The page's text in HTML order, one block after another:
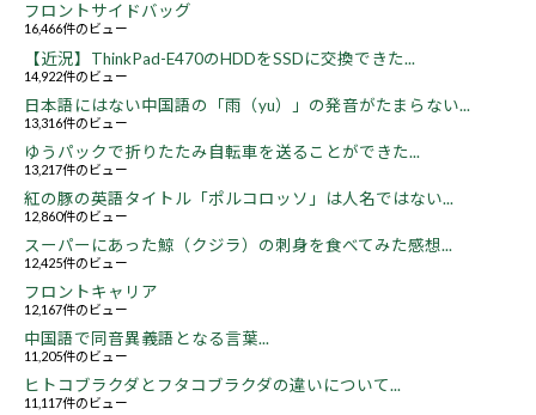
フロントサイドバッグ
16,466件のビュー
【近況】ThinkPad-E470のHDDをSSDに交換できた...
14,922件のビュー
日本語にはない中国語の「雨（yu）」の発音がたまらない...
13,316件のビュー
ゆうパックで折りたたみ自転車を送ることができた...
13,217件のビュー
紅の豚の英語タイトル「ポルコロッソ」は人名ではない...
12,860件のビュー
スーパーにあった鯨（クジラ）の刺身を食べてみた感想...
12,425件のビュー
フロントキャリア
12,167件のビュー
中国語で同音異義語となる言葉...
11,205件のビュー
ヒトコブラクダとフタコブラクダの違いについて...
11,117件のビュー